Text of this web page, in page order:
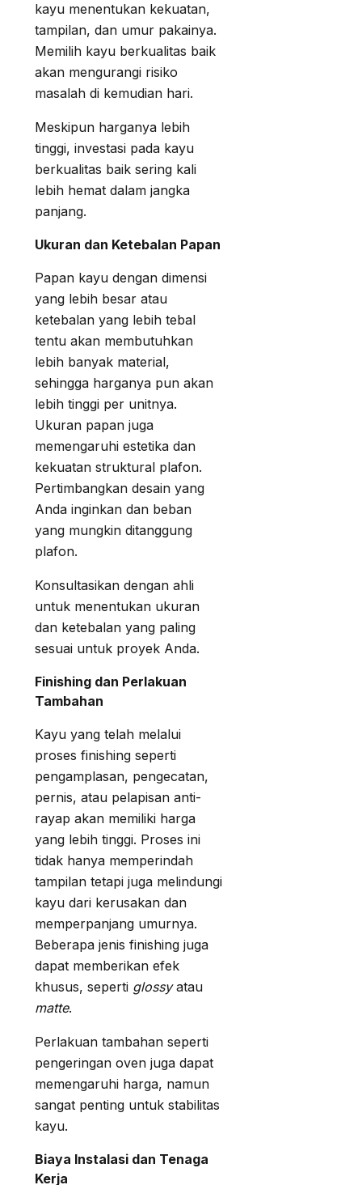
kayu menentukan kekuatan,
tampilan, dan umur pakainya.
Memilih kayu berkualitas baik
akan mengurangi risiko
masalah di kemudian hari.
Meskipun harganya lebih
tinggi, investasi pada kayu
berkualitas baik sering kali
lebih hemat dalam jangka
panjang.
Ukuran dan Ketebalan Papan
Papan kayu dengan dimensi
yang lebih besar atau
ketebalan yang lebih tebal
tentu akan membutuhkan
lebih banyak material,
sehingga harganya pun akan
lebih tinggi per unitnya.
Ukuran papan juga
memengaruhi estetika dan
kekuatan struktural plafon.
Pertimbangkan desain yang
Anda inginkan dan beban
yang mungkin ditanggung
plafon.
Konsultasikan dengan ahli
untuk menentukan ukuran
dan ketebalan yang paling
sesuai untuk proyek Anda.
Finishing dan Perlakuan
Tambahan
Kayu yang telah melalui
proses finishing seperti
pengamplasan, pengecatan,
pernis, atau pelapisan anti-
rayap akan memiliki harga
yang lebih tinggi. Proses ini
tidak hanya memperindah
tampilan tetapi juga melindungi
kayu dari kerusakan dan
memperpanjang umurnya.
Beberapa jenis finishing juga
dapat memberikan efek
khusus, seperti glossyatau
matte.
Perlakuan tambahan seperti
pengeringan oven juga dapat
memengaruhi harga, namun
sangat penting untuk stabilitas
kayu.
Biaya Instalasi dan Tenaga
Kerja